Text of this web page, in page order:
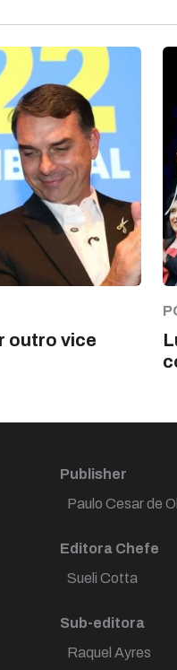
outro vice
Publisher
Paulo Cesar de
Editora Chefe
Sueli Cotta
Sub-editora
Raquel Ayres